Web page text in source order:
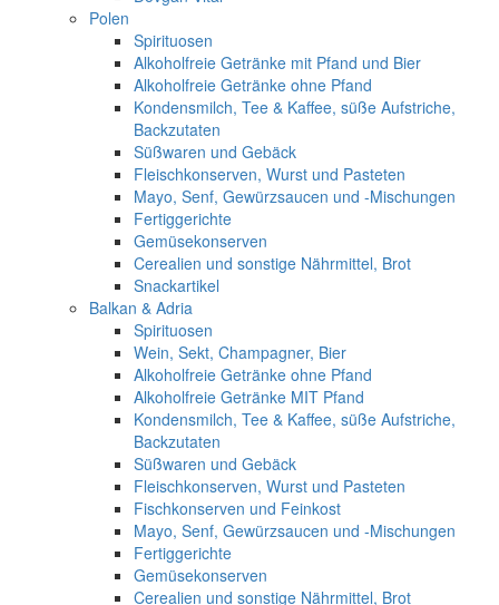
Polen
Spirituosen
Alkoholfreie Getränke mit Pfand und Bier
Alkoholfreie Getränke ohne Pfand
Kondensmilch, Tee & Kaffee, süße Aufstriche,
Backzutaten
Süßwaren und Gebäck
Fleischkonserven, Wurst und Pasteten
Mayo, Senf, Gewürzsaucen und -Mischungen
Fertiggerichte
Gemüsekonserven
Cerealien und sonstige Nährmittel, Brot
Snackartikel
Balkan & Adria
Spirituosen
Wein, Sekt, Champagner, Bier
Alkoholfreie Getränke ohne Pfand
Alkoholfreie Getränke MIT Pfand
Kondensmilch, Tee & Kaffee, süße Aufstriche,
Backzutaten
Süßwaren und Gebäck
Fleischkonserven, Wurst und Pasteten
Fischkonserven und Feinkost
Mayo, Senf, Gewürzsaucen und -Mischungen
Fertiggerichte
Gemüsekonserven
Cerealien und sonstige Nährmittel, Brot